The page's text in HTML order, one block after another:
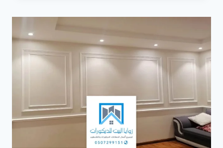
0507299151
تنفيذ
تركيب
فومات
بجدة